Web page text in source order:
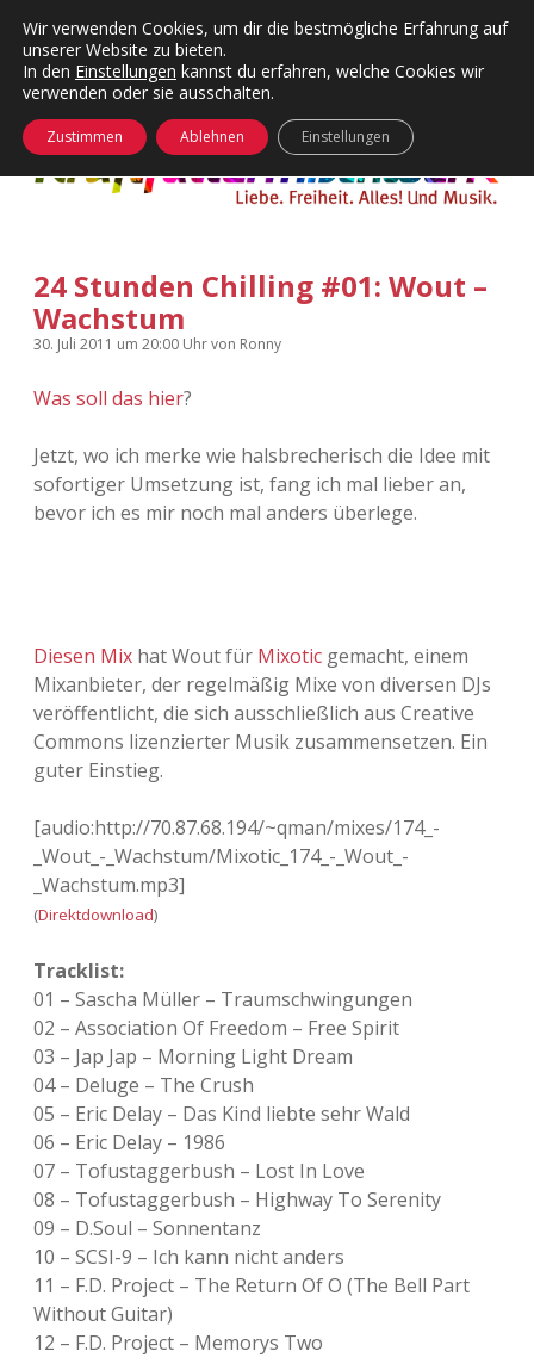
Kategorien
Menü
24 Hours Chilling
Die Wende
KFMW-Disco
kfmw.stuff
Nur mal so
Täglicher Sinnwahn
KFMW-Disco
Dates
Contact
Adventskalender
Adventskalender 2010
Adventskalender 2011
Adventskalender 2012
Adventskalender 2015
Adventskalender 2016
Adventskalender 2018
Adventskalender 2021
Adventskalender 2022
Adventskalender 2023
Adventskalender 2024
facebook
öffnen
24 Stunden Chilling #01: Wout –
Wachstum
30. Juli 2011 um 20:00 Uhrvon Ronny
Was soll das hier?
Jetzt, wo ich merke wie halsbrecherisch die Idee mit
sofortiger Umsetzung ist, fang ich mal lieber an,
bevor ich es mir noch mal anders überlege.
Diesen Mix hat Wout für Mixotic gemacht, einem
Mixanbieter, der regelmäßig Mixe von diversen DJs
veröffentlicht, die sich ausschließlich aus Creative
Commons lizenzierter Musik zusammensetzen. Ein
guter Einstieg.
[audio:http://70.87.68.194/~qman/mixes/174_-
_Wout_-_Wachstum/Mixotic_174_-_Wout_-
_Wachstum.mp3]
(Direktdownload)
Tracklist:
01 – Sascha Müller – Traumschwingungen
02 – Association Of Freedom – Free Spirit
03 – Jap Jap – Morning Light Dream
04 – Deluge – The Crush
05 – Eric Delay – Das Kind liebte sehr Wald
06 – Eric Delay – 1986
07 – Tofustaggerbush – Lost In Love
08 – Tofustaggerbush – Highway To Serenity
09 – D.Soul – Sonnentanz
10 – SCSI-9 – Ich kann nicht anders
11 – F.D. Project – The Return Of O (The Bell Part
Without Guitar)
12 – F.D. Project – Memorys Two
Wir verwenden Cookies, um dir die bestmögliche Erfahrung auf
unserer Website zu bieten.
In den Einstellungen kannst du erfahren, welche Cookies wir
verwenden oder sie ausschalten.
Zustimmen Ablehnen Einstellungen